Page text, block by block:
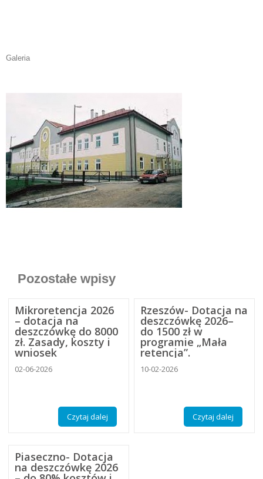
Galeria
Pozostałe wpisy
Mikroretencja 2026
– dotacja na
deszczówkę do 8000
zł. Zasady, koszty i
wniosek
02-06-2026
Czytaj dalej
Rzeszów- Dotacja na
deszczówkę 2026–
do 1500 zł w
programie „Mała
retencja”.
10-02-2026
Czytaj dalej
Piaseczno- Dotacja
na deszczówkę 2026